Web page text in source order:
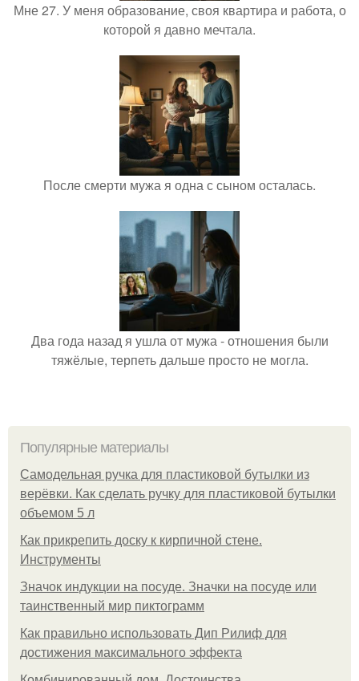
Мне 27. У меня образование, своя квартира и работа, о
которой я давно мечтала.
После смерти мужа я одна с сыном осталась.
Два года назад я ушла от мужа - отношения были
тяжёлые, терпеть дальше просто не могла.
Популярные материалы
Самодельная ручка для пластиковой бутылки из
верёвки. Как сделать ручку для пластиковой бутылки
объемом 5 л
Как прикрепить доску к кирпичной стене.
Инструменты
Значок индукции на посуде. Значки на посуде или
таинственный мир пиктограмм
Как правильно использовать Дип Рилиф для
достижения максимального эффекта